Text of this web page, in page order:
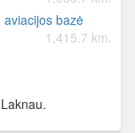
aviacijos bazė
1,415.7 km.